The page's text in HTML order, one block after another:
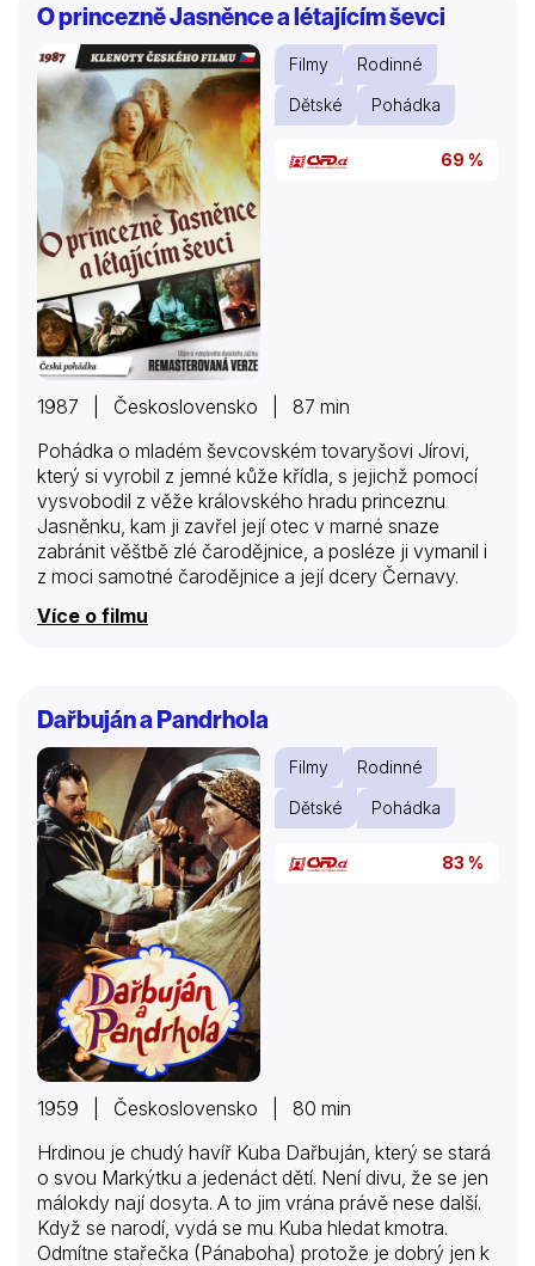
ale i kouzelné muzeum a celé město z nadvlády
zločinného Pána loutek.
O princezně Jasněnce a létajícím ševci
Filmy
Rodinné
Dětské
Pohádka
69 %
1987 | Československo | 87 min
Pohádka o mladém ševcovském tovaryšovi Jírovi,
který si vyrobil z jemné kůže křídla, s jejichž pomocí
vysvobodil z věže královského hradu princeznu
Jasněnku, kam ji zavřel její otec v marné snaze
zabránit věštbě zlé čarodějnice, a posléze ji vymanil i
z moci samotné čarodějnice a její dcery Černavy.
Více o filmu
Dařbuján a Pandrhola
Filmy
Rodinné
Dětské
Pohádka
83 %
1959 | Československo | 80 min
Hrdinou je chudý havíř Kuba Dařbuján, který se stará
o svou Markýtku a jedenáct dětí. Není divu, že se jen
málokdy nají dosyta. A to jim vrána právě nese další.
Když se narodí, vydá se mu Kuba hledat kmotra.
Odmítne stařečka (Pánaboha) protože je dobrý jen k